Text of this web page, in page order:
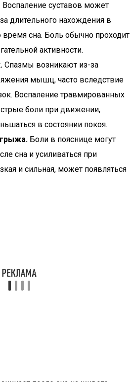
Воспаление суставов может
длительного нахождения в
время сна. Боль обычно проходит
активности.
Спазмы возникают из-за
мышц, часто вследствие
Воспаление травмированных
боли при движении,
в состоянии покоя.
Боли в пояснице могут
сна и усиливаться при
и сильная, может появляться